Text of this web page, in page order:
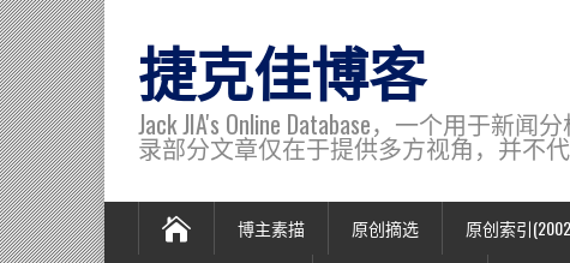
捷克佳博客
Jack JIA's Online Database，一个用于新
录部分文章仅在于提供多方视角，并不
博主素描 原创摘选 原创索引